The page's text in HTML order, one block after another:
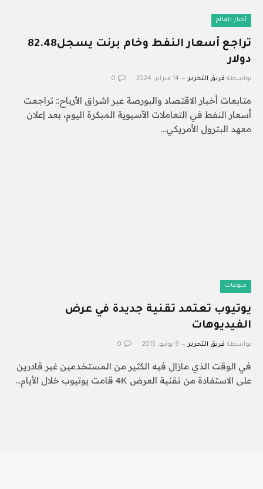
أخبار العالم
تراجع أسعار النفط وخام برنت يسجل82.48
دولار
بواسطة فريق التحرير 14 فبراير، 2024 0
متابعات أخبار الاقتصاد والبورصة عبر اشراق الأرباح:: تراجعت
أسعار النفط في التعاملات الآسيوية المبكرة اليوم، بعد إعلان
معهد البترول الأمريكي…
منوعات
يوتيوب تعتمد تقنية جديدة في عرض
الفيديوهات
بواسطة فريق التحرير 9 يونيو، 2015 0
في الوقت الذي مازال فيه الكثير من المستخدمين غير قادرين
على الاستفادة من تقنية العرض 4K قامت يوتيوب خلال الأيام…